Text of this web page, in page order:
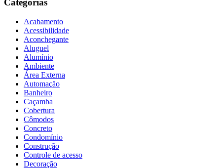
Categorias
Acabamento
Acessibilidade
Aconchegante
Aluguel
Alumínio
Ambiente
Área Externa
Automação
Banheiro
Caçamba
Cobertura
Cômodos
Concreto
Condomínio
Construção
Controle de acesso
Decoração